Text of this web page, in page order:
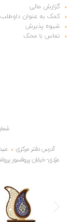
گزارش مالی
کمک به عنوان داوطلب
شیوه پذیرش
تماس با محک
آدرس دفتر مرکزی
مژدی- خیابان پروفسور